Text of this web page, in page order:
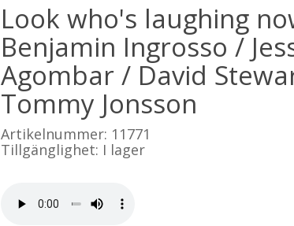
Look who's laughing
Benjamin Ingrosso /
Agombar / David
Tommy Jonsson
Artikelnummer: 11771
Tillgänglighet: I lager